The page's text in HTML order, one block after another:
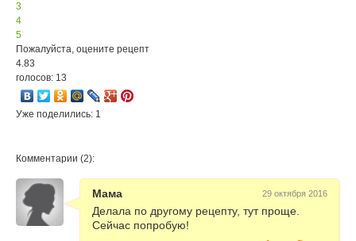
3
4
5
Пожалуйста, оцените рецепт
4.83
голосов: 13
Уже поделились: 1
Комментарии (2):
Мама 29 октября 2016
Делала по другому рецепту, тут проще.
Сейчас попробую!